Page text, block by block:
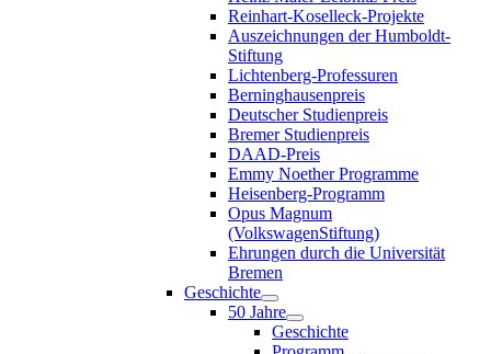
Reinhart-Koselleck-Projekte
Auszeichnungen der Humboldt-
Stiftung
Lichtenberg-Professuren
Berninghausenpreis
Deutscher Studienpreis
Bremer Studienpreis
DAAD-Preis
Emmy Noether Programme
Heisenberg-Programm
Opus Magnum
(VolkswagenStiftung)
Ehrungen durch die Universität
Bremen
Geschichte
50 Jahre
Geschichte